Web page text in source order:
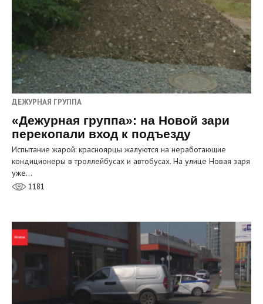
ДЕЖУРНАЯ ГРУППА
«Дежурная группа»: на Новой зари
перекопали вход к подъезду
Испытание жарой: красноярцы жалуются на неработающие
кондиционеры в троллейбусах и автобусах. На улице Новая заря
уже…
1181